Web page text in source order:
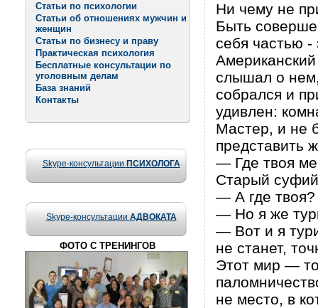
Статьи по психологии
Статьи об отношениях мужчин и
женщин
Статьи по бизнесу и праву
Практическая психология
Бесплатные консультации по
уголовным делам
База знаний
Контакты
Skype-консультации ПСИХОЛОГА
Skype-консультации АДВОКАТА
ФОТО С ТРЕНИНГОВ
Ни чему не
Быть
себя частью -
слышал о нем,
собрался и
удивлен:
Мастер, и не
представить
— Где твоя
Старый
— А где твоя?
— Но я же
— Вот и я
не станет,
Этот мир —
не место, в